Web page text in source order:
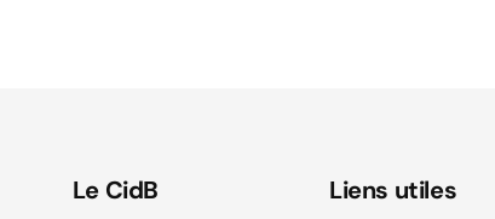
Le CidB Liens utiles